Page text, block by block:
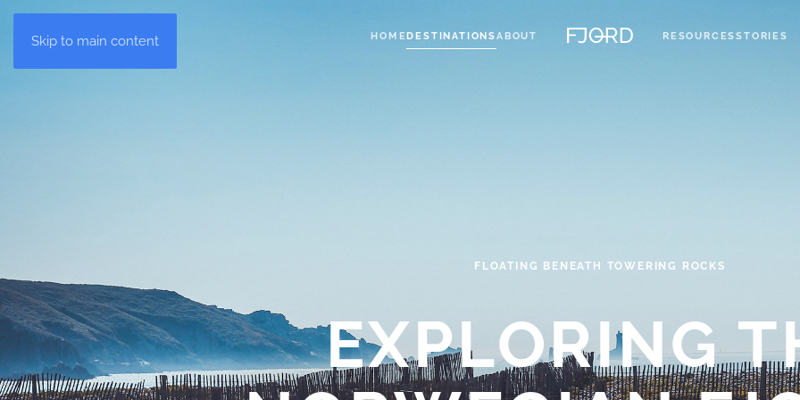
Skip to main content HOMEDESTINATIONSABOUT RESOURCESSTORIES
FLOATING BENEATH TOWERING ROCKS
EXPLORING